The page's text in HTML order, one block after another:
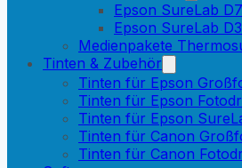
Epson SureLab
Epson SureLab
Medienpakete
Tinten & Zubehör
Tinten für Epson
Tinten für Epson
Tinten für Epson
Tinten für Canon
Tinten für Canon